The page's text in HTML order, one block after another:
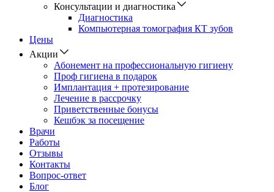
Консультации и диагностика
Диагностика
Компьютерная томография КТ зубов
Цены
Акции
Абонемент на профессиональную гигиену
Проф гигиена в подарок
Имплантация + протезирование
Лечение в рассрочку
Приветственные бонусы
Кешбэк за посещение
Врачи
Работы
Отзывы
Контакты
Вопрос-ответ
Блог